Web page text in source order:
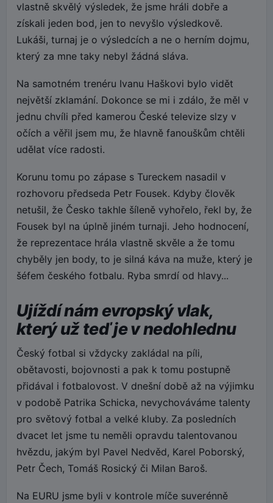
vlastně skvělý výsledek, že jsme hráli dobře a
získali jeden bod, jen to nevyšlo výsledkově.
Lukáši, turnaj je o výsledcích a ne o herním dojmu,
který za mne taky nebyl žádná sláva.
Na samotném trenéru Ivanu Haškovi bylo vidět
největší zklamání. Dokonce se mi i zdálo, že měl v
jednu chvíli před kamerou České televize slzy v
očích a věřil jsem mu, že hlavně fanouškům chtěli
udělat více radosti.
Korunu tomu po zápase s Tureckem nasadil v
rozhovoru předseda Petr Fousek. Kdyby člověk
netušil, že Česko takhle šíleně vyhořelo, řekl by, že
Fousek byl na úplně jiném turnaji. Jeho hodnocení,
že reprezentace hrála vlastně skvěle a že tomu
chyběly jen body, to je silná káva na muže, který je
šéfem českého fotbalu. Ryba smrdí od hlavy...
Ujíždí nám evropský vlak,
který už teď je v nedohlednu
Český fotbal si vždycky zakládal na píli,
obětavosti, bojovnosti a pak k tomu postupně
přidával i fotbalovost. V dnešní době až na výjimku
v podobě Patrika Schicka, nevychováváme talenty
pro světový fotbal a velké kluby. Za posledních
dvacet let jsme tu neměli opravdu talentovanou
hvězdu, jakým byl Pavel Nedvěd, Karel Poborský,
Petr Čech, Tomáš Rosický či Milan Baroš.
Na EURU jsme byli v kontrole míče suverénně